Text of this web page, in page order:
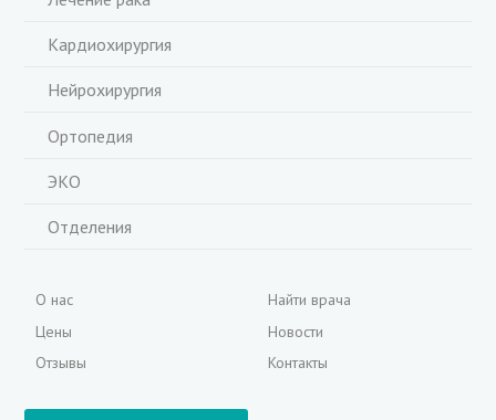
Кардиохирургия
Нейрохирургия
Ортопедия
ЭКО
Отделения
О нас
Цены
Отзывы
Найти врача
Новости
Контакты